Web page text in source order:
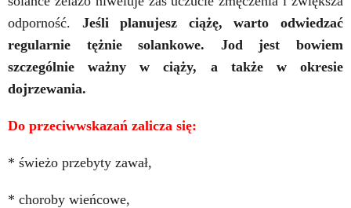
odporność. Jeśli planujesz ciążę, warto odwiedzać
regularnie tężnie solankowe. Jod jest bowiem
szczególnie ważny w ciąży, a także w okresie
dojrzewania.
Do przeciwwskazań zalicza się:
* świeżo przebyty zawał,
* choroby wieńcowe,